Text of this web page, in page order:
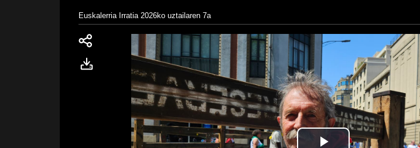
Euskalerria Irratia 2026ko uztailaren 7a